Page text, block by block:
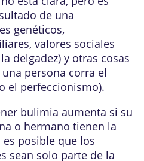
de una
genéticos,
valores sociales
delgadez) y otras cosas
persona corra el
el perfeccionismo).
bulimia aumenta si su
o hermano tienen la
posible que los
sean solo parte de la